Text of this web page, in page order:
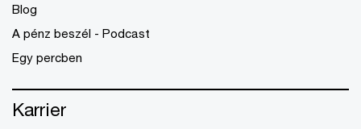
Blog
A pénz beszél - Podcast
Egy percben
Karrier